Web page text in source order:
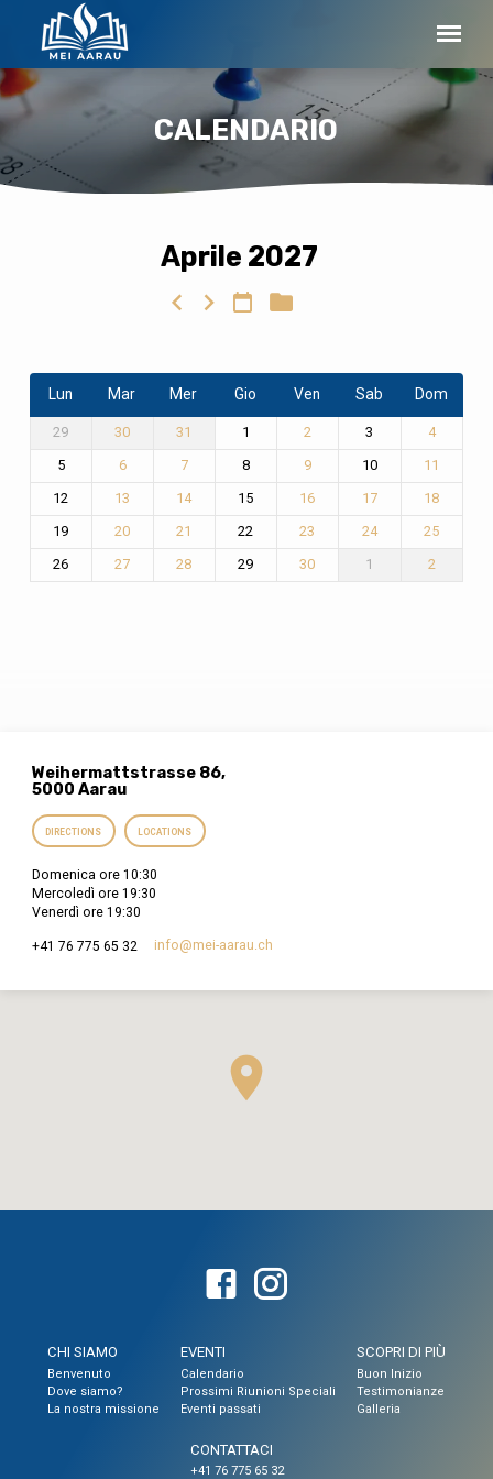
CALENDARIO
CALENDARIO
Aprile 2027
Lun Mar Mer Gio Ven Sab Dom
29 30 31 1 2 3
4
5
6 7 8 9 10
11
12
13 14 15 16 17
18
19
20 21 22 23 24
25
26
27 28 29 30 1 2
Weihermattstrasse 86,
5000 Aarau
DIRECTIONS LOCATIONS
Domenica ore 10:30
Mercoledì ore 19:30
Venerdì ore 19:30
+41 76 775 65 32 info​@mei-aarau.ch
CHI SIAMO
Benvenuto
Dove siamo?
La nostra missione
EVENTI
Calendario
Prossimi Riunioni Speciali
Eventi passati
SCOPRI DI PIÙ
Buon Inizio
Testimonianze
Galleria
CONTATTACI
+41 76 775 65 32